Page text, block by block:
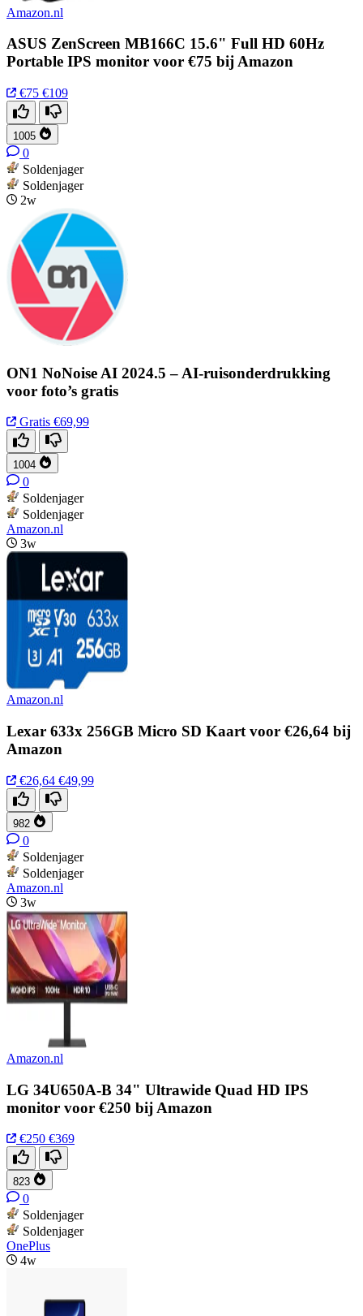
Amazon.nl
ASUS ZenScreen MB166C 15.6" Full HD 60Hz
Portable IPS monitor voor €75 bij Amazon
€75 €109
1005
0
Soldenjager
Soldenjager
2w
ON1 NoNoise AI 2024.5 – AI-ruisonderdrukking
voor foto’s gratis
Gratis €69,99
1004
0
Soldenjager
Soldenjager
Amazon.nl
3w
Amazon.nl
Lexar 633x 256GB Micro SD Kaart voor €26,64 bij
Amazon
€26,64 €49,99
982
0
Soldenjager
Soldenjager
Amazon.nl
3w
Amazon.nl
LG 34U650A-B 34" Ultrawide Quad HD IPS
monitor voor €250 bij Amazon
€250 €369
823
0
Soldenjager
Soldenjager
OnePlus
4w